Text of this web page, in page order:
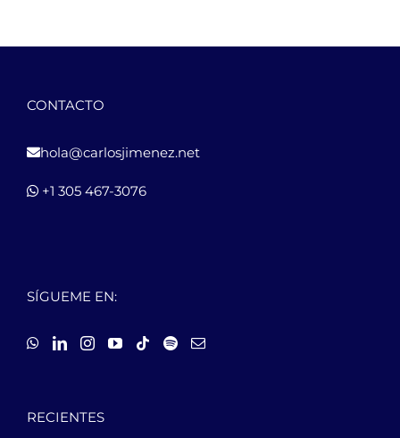
CONTACTO
hola@carlosjimenez.net
+1 305 467-3076
SÍGUEME EN:
RECIENTES